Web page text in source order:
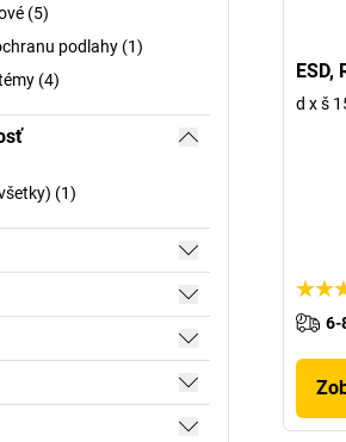
(5)
podlahy (1)
(4)
(1)
ESD,
d x š
6-